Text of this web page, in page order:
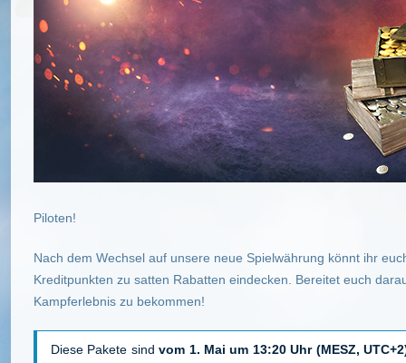
Piloten!
Nach dem Wechsel auf unsere neue Spielwährung könnt ihr
Kreditpunkten zu satten Rabatten eindecken. Bereitet euch
Kampferlebnis zu bekommen!
Diese Pakete sindvom 1. Mai um 13:20 Uhr (MESZ,